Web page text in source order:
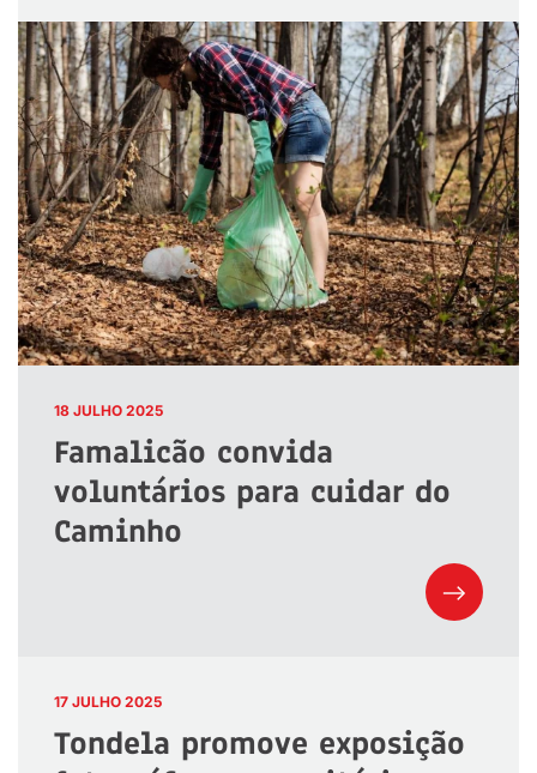
18 JULHO 2025
Famalicão convida
voluntários para cuidar do
Caminho
17 JULHO 2025
Tondela promove exposição